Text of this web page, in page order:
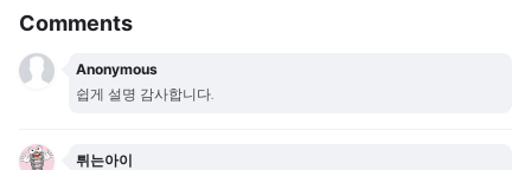
Comments
Anonymous
쉽게 설명 감사합니다.
튀는아이